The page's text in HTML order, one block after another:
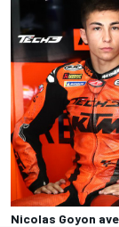
Nicolas Goyon